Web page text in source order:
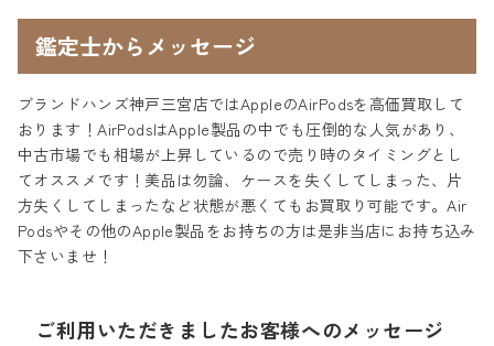
鑑定士からメッセージ
ブランドハンズ神戸三宮店ではAppleのAirPodsを高価買取して
おります！AirPodsはApple製品の中でも圧倒的な人気があり、
中古市場でも相場が上昇しているので売り時のタイミングとし
てオススメです！美品は勿論、ケースを失くしてしまった、片
方失くしてしまったなど状態が悪くてもお買取り可能です。Air
Podsやその他のApple製品をお持ちの方は是非当店にお持ち込み
下さいませ！
ご利用いただきましたお客様へのメッセージ